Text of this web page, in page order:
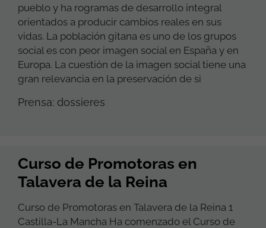
pueblo y ha rogramas de desarrollo integral
orientados a producir cambios reales en sus
vidas. La población gitana es uno de los grupos
social es con peor imagen social en España y en
Europa. La cuestión de la imagen social tiene una
gran relevancia en la preservación de si
Prensa: dossieres
Curso de Promotoras en
Talavera de la Reina
Curso de Promotoras en Talavera de la Reina 1
Castilla-La Mancha Ha comenzado el Curso de